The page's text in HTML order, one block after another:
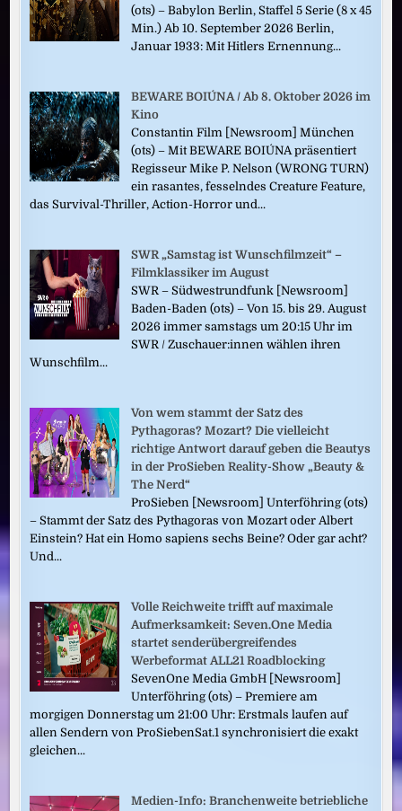
(ots) – Babylon Berlin, Staffel 5 Serie (8 x 45
Min.) Ab 10. September 2026 Berlin,
Januar 1933: Mit Hitlers Ernennung...
BEWARE BOIÚNA / Ab 8. Oktober 2026 im
Kino
Constantin Film [Newsroom] München
(ots) – Mit BEWARE BOIÚNA präsentiert
Regisseur Mike P. Nelson (WRONG TURN)
ein rasantes, fesselndes Creature Feature,
das Survival-Thriller, Action-Horror und...
SWR „Samstag ist Wunschfilmzeit“ –
Filmklassiker im August
SWR – Südwestrundfunk [Newsroom]
Baden-Baden (ots) – Von 15. bis 29. August
2026 immer samstags um 20:15 Uhr im
SWR / Zuschauer:innen wählen ihren
Wunschfilm...
Von wem stammt der Satz des
Pythagoras? Mozart? Die vielleicht
richtige Antwort darauf geben die Beautys
in der ProSieben Reality-Show „Beauty &
The Nerd“
ProSieben [Newsroom] Unterföhring (ots)
– Stammt der Satz des Pythagoras von Mozart oder Albert
Einstein? Hat ein Homo sapiens sechs Beine? Oder gar acht?
Und...
Volle Reichweite trifft auf maximale
Aufmerksamkeit: Seven.One Media
startet senderübergreifendes
Werbeformat ALL21 Roadblocking
SevenOne Media GmbH [Newsroom]
Unterföhring (ots) – Premiere am
morgigen Donnerstag um 21:00 Uhr: Erstmals laufen auf
allen Sendern von ProSiebenSat.1 synchronisiert die exakt
gleichen...
Medien-Info: Branchenweite betriebliche